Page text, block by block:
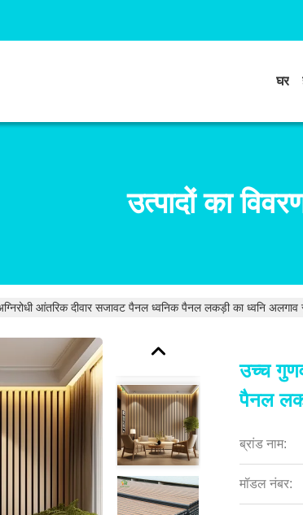
घर
उत्पादों का
आंतरिक दीवार सजावट पैनल ध्वनिक पैनल लकड़ी का ध्वनि अलगाव
उच्च
पैनल
ब्रांड नाम:
मॉडल नंबर: